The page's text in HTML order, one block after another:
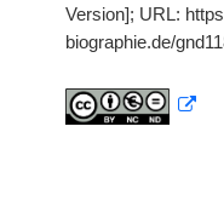
Version]; URL:
biographie.de/